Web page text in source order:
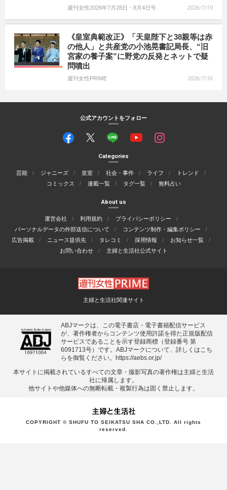
週刊女性2026年7月28日・8月4日号 2026/7/19
《皇室典範改正》「天皇陛下と38親等は赤
の他人」と共産党の小池晃書記局長、“旧
宮家の養子案”に野党の反発とネットで疑
問噴出
週刊女性PRIME 2026/7/16
公式アカウントをフォロー
Categories
芸能 ジャニーズ 皇室 社会・事件 ライフ
トレンド
コミックス
連載一覧 タグ一覧 無料占い
About us
運営会社 利用規約
プライバシーポリシー
パーソナルデータの外部送信について
コンテンツ制作・編集ポリシー
広告掲載
ニュース提供先 タレコミ 採用情報
お知らせ一覧
お問い合わせ
主婦と生活社公式サイト
主婦と生活社関連サイト
ABJマークは、この電子書店・電子書籍配信サービス
が、著作権者からコンテンツ使用許諾を得た正規版配信
サービスであることを示す登録商標（登録番号 第
6091713号）です。ABJマークについて、詳しくはこち
らを御覧ください。 https://aebs.or.jp/
本サイトに掲載されているすべての⽂章・撮影写真の著作権は主婦と⽣活
社に帰属します。
他サイトや他媒体への無断転載・複製⾏為は固く禁⽌します。
COPYRIGHT © SHUFU TO SEIKATSU SHA CO.,LTD. All rights
reserved.